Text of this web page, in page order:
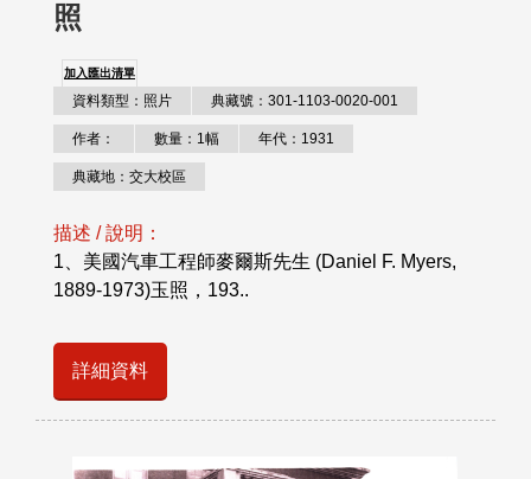
照
加入匯出清單
資料類型：照片 典藏號：301-1103-0020-001
作者： 數量：1幅 年代：1931
典藏地：交大校區
描述 / 說明：
1、美國汽車工程師麥爾斯先生 (Daniel F. Myers,
1889-1973)玉照，193..
詳細資料